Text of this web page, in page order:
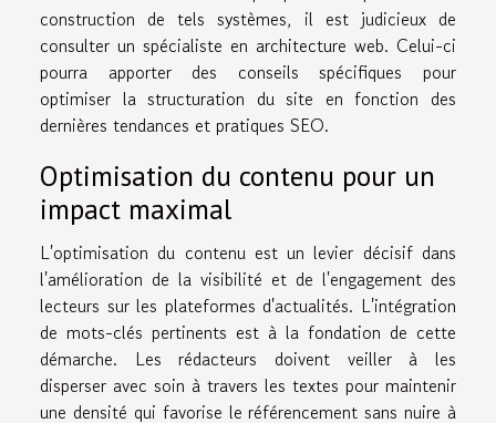
construction de tels systèmes, il est judicieux de
consulter un spécialiste en architecture web. Celui-ci
pourra apporter des conseils spécifiques pour
optimiser la structuration du site en fonction des
dernières tendances et pratiques SEO.
Optimisation du contenu pour un
impact maximal
L'optimisation du contenu est un levier décisif dans
l'amélioration de la visibilité et de l'engagement des
lecteurs sur les plateformes d'actualités. L'intégration
de mots-clés pertinents est à la fondation de cette
démarche. Les rédacteurs doivent veiller à les
disperser avec soin à travers les textes pour maintenir
une densité qui favorise le référencement sans nuire à